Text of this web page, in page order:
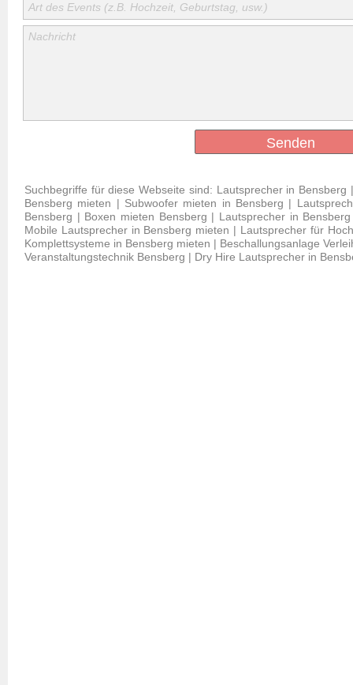
Senden
Nachricht
Art des Events (z.B. Hochzeit, Geburtstag, usw.)
Suchbegriffe für diese Webseite sind: Lautsprecher in
Bensberg mieten | Subwoofer mieten in Bensberg |
Bensberg | Boxen mieten Bensberg | Lautsprecher in
Mobile Lautsprecher in Bensberg mieten | Lautsprecher für
Komplettsysteme in Bensberg mieten | Beschallungsanlage
Veranstaltungstechnik Bensberg | Dry Hire Lautsprecher in